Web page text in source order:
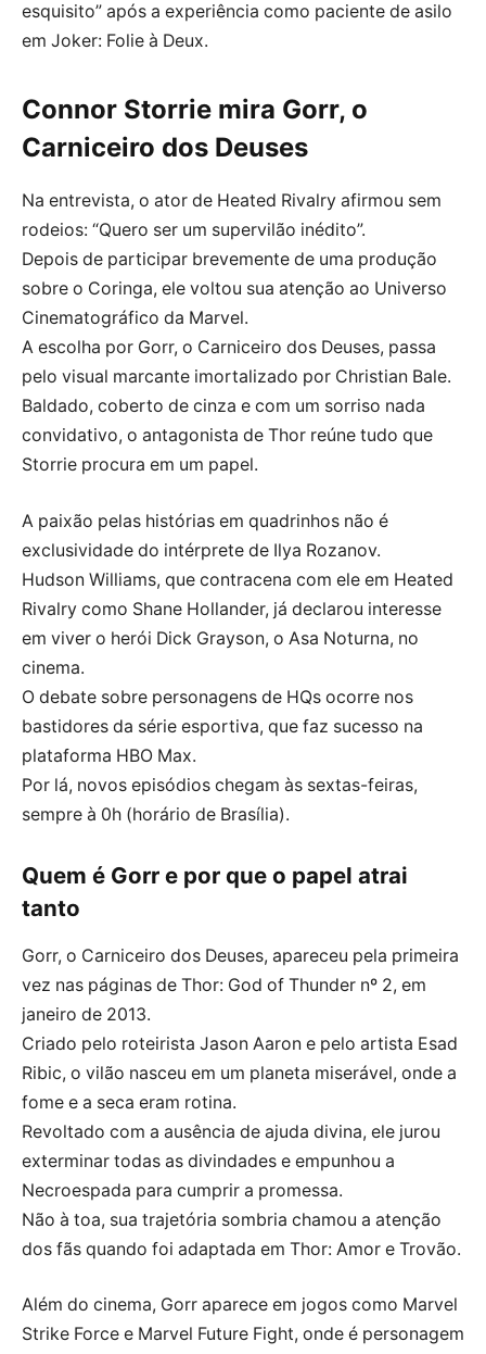
esquisito” após a experiência como paciente de asilo
em Joker: Folie à Deux.
Connor Storrie mira Gorr, o
Carniceiro dos Deuses
Na entrevista, o ator de Heated Rivalry afirmou sem
rodeios: “Quero ser um supervilão inédito”.
Depois de participar brevemente de uma produção
sobre o Coringa, ele voltou sua atenção ao Universo
Cinematográfico da Marvel.
A escolha por Gorr, o Carniceiro dos Deuses, passa
pelo visual marcante imortalizado por Christian Bale.
Baldado, coberto de cinza e com um sorriso nada
convidativo, o antagonista de Thor reúne tudo que
Storrie procura em um papel.
A paixão pelas histórias em quadrinhos não é
exclusividade do intérprete de Ilya Rozanov.
Hudson Williams, que contracena com ele em Heated
Rivalry como Shane Hollander, já declarou interesse
em viver o herói Dick Grayson, o Asa Noturna, no
cinema.
O debate sobre personagens de HQs ocorre nos
bastidores da série esportiva, que faz sucesso na
plataforma HBO Max.
Por lá, novos episódios chegam às sextas-feiras,
sempre à 0h (horário de Brasília).
Quem é Gorr e por que o papel atrai
tanto
Gorr, o Carniceiro dos Deuses, apareceu pela primeira
vez nas páginas de Thor: God of Thunder nº 2, em
janeiro de 2013.
Criado pelo roteirista Jason Aaron e pelo artista Esad
Ribic, o vilão nasceu em um planeta miserável, onde a
fome e a seca eram rotina.
Revoltado com a ausência de ajuda divina, ele jurou
exterminar todas as divindades e empunhou a
Necroespada para cumprir a promessa.
Não à toa, sua trajetória sombria chamou a atenção
dos fãs quando foi adaptada em Thor: Amor e Trovão.
Além do cinema, Gorr aparece em jogos como Marvel
Strike Force e Marvel Future Fight, onde é personagem